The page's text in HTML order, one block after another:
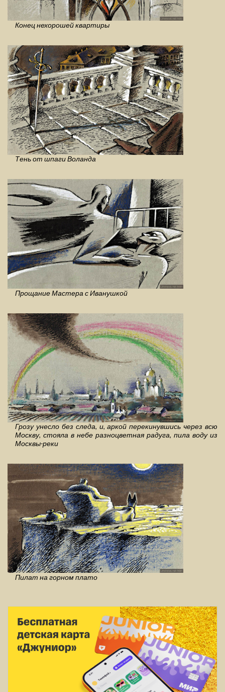
Конец нехорошей квартиры
Тень от шпаги Воланда
Прощание Мастера с Иванушкой
Грозу унесло без следа, и, аркой перекинувшись через всю
Москву, стояла в небе разноцветная радуга, пила воду из
Москвы-реки
Пилат на горном плато